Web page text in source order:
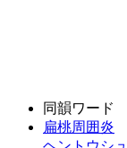
同韻ワード
扁桃周囲炎